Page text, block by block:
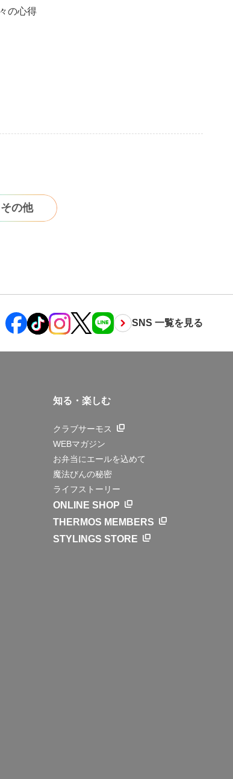
の心得
その他
SNS 一覧を見る
知る・楽しむ
クラブサーモス
WEBマガジン
お弁当にエールを込めて
魔法びんの秘密
ライフストーリー
ONLINE SHOP
THERMOS MEMBERS
STYLINGS STORE